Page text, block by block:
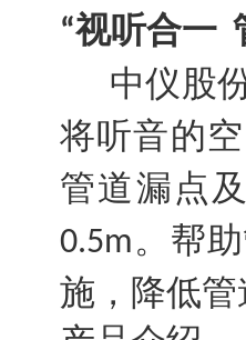
“视听合一
中仪股
将听音的
管道漏点
0.5m。帮
施，降低